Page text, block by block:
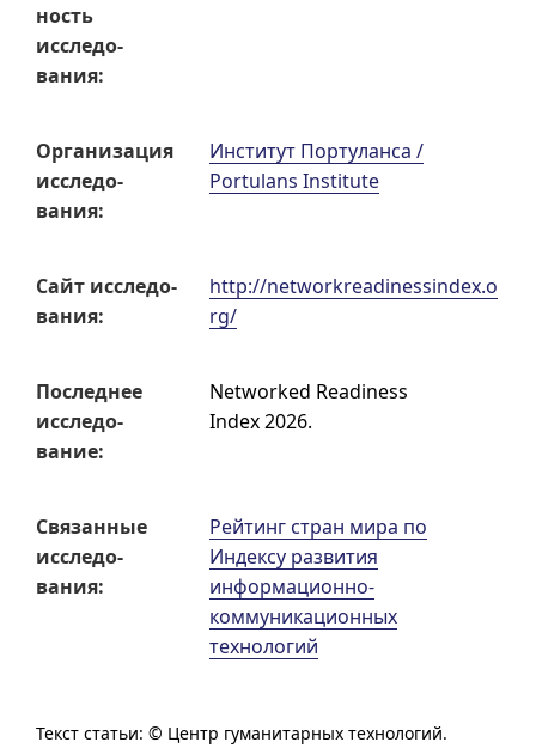
ность
исследо­
вания:
Органи­зация
исследо­
вания:
Институт Портуланса /
Portulans Institute
Сайт исследо­
вания:
http://networkreadinessindex.o
rg/
Послед­нее
исследо­
вание:
Networked Readiness
Index 2026.
Связан­ные
исследо­
вания:
Рейтинг стран мира по
Индексу развития
информационно-
коммуникационных
технологий
Текст статьи: © Центр гуманитарных технологий.